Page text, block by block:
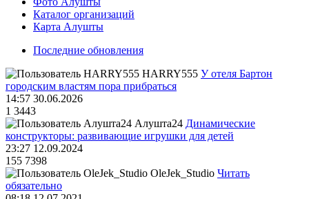
Каталог организаций
Карта Алушты
Последние обновления
HARRY555 У отеля Бартон
городским властям пора прибраться
14:57 30.06.2026
1 3443
Алушта24 Динамические
конструкторы: развивающие игрушки для детей
23:27 12.09.2024
155 7398
OleJek_Studio Читать
обязательно